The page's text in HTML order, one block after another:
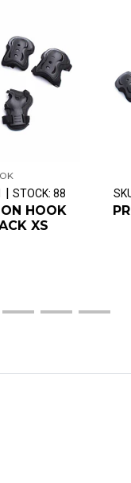
| STOCK: 88
HOOK
XS